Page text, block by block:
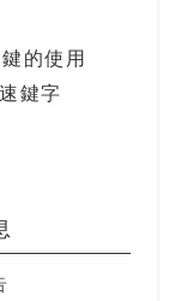
的使用
鍵字